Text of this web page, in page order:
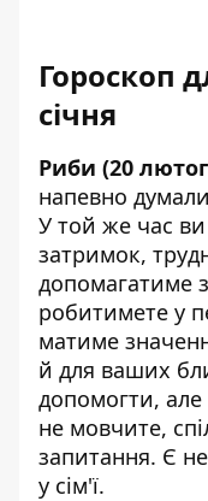
Гороскоп
січня
Риби (20
напевно
У той же час
затримок,
допомагатиме
робитимете у
матиме
й для ваших
допомогти,
не мовчите,
запитання. Є
у сім'ї.